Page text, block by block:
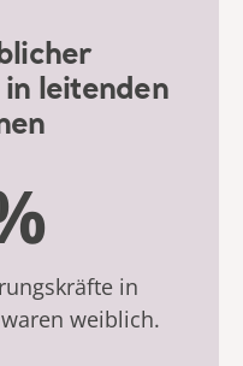
leitenden
in
weiblich.